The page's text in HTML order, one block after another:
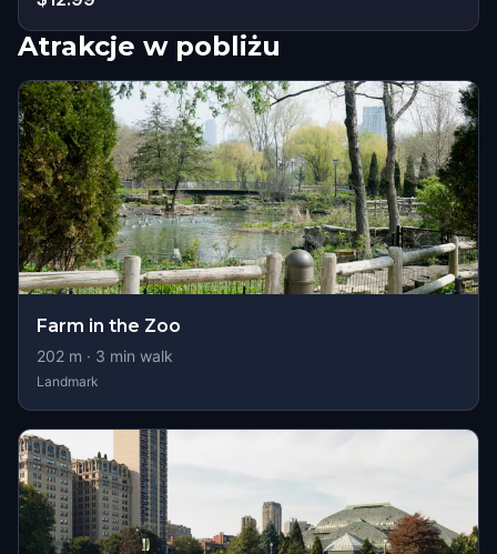
Atrakcje w pobliżu
Farm in the Zoo
202 m · 3 min walk
Landmark